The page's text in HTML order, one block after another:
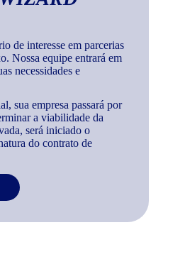
de interesse em parcerias
Nossa equipe entrará em
necessidades e
sua empresa passará por
a viabilidade da
será iniciado o
do contrato de